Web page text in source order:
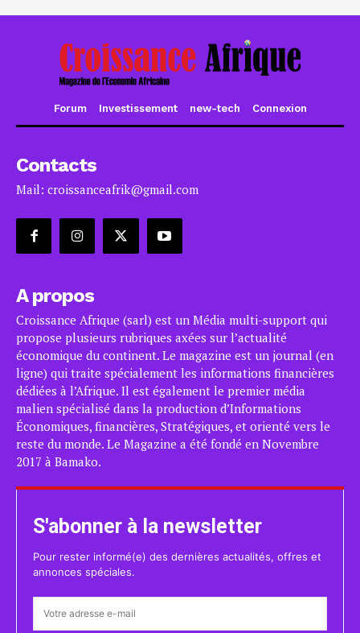
Forum Investissement new-tech Connexion
Contacts
Mail: croissanceafrik@gmail.com
A propos
Croissance Afrique (sarl) est un Média multi-support qui
propose plusieurs rubriques axées sur l’actualité
économique du continent. Le magazine est un journal (en
ligne) qui traite spécialement les informations financières
dédiées à l’Afrique. Il est également le premier média
malien spécialisé dans la production d’Informations
Économiques, financières, Stratégiques, et orienté vers le
reste du monde. Le Magazine a été fondé en Novembre
2017 à Bamako.
S'abonner à la newsletter
Pour rester informé(e) des dernières actualités, offres et
annonces spéciales.